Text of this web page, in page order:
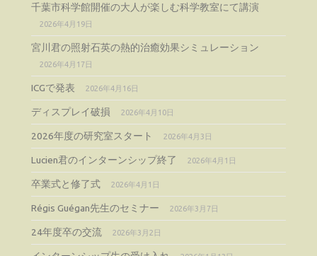
千葉市科学館開催の大人が楽しむ科学教室にて講演
2026年4月19日
宮川君の照射石英の熱的治癒効果シミュレーション
2026年4月17日
ICGで発表 2026年4月16日
ディスプレイ破損 2026年4月10日
2026年度の研究室スタート 2026年4月3日
Lucien君のインターンシップ終了 2026年4月1日
卒業式と修了式 2026年4月1日
Régis Guégan先生のセミナー 2026年3月7日
24年度卒の交流 2026年3月2日